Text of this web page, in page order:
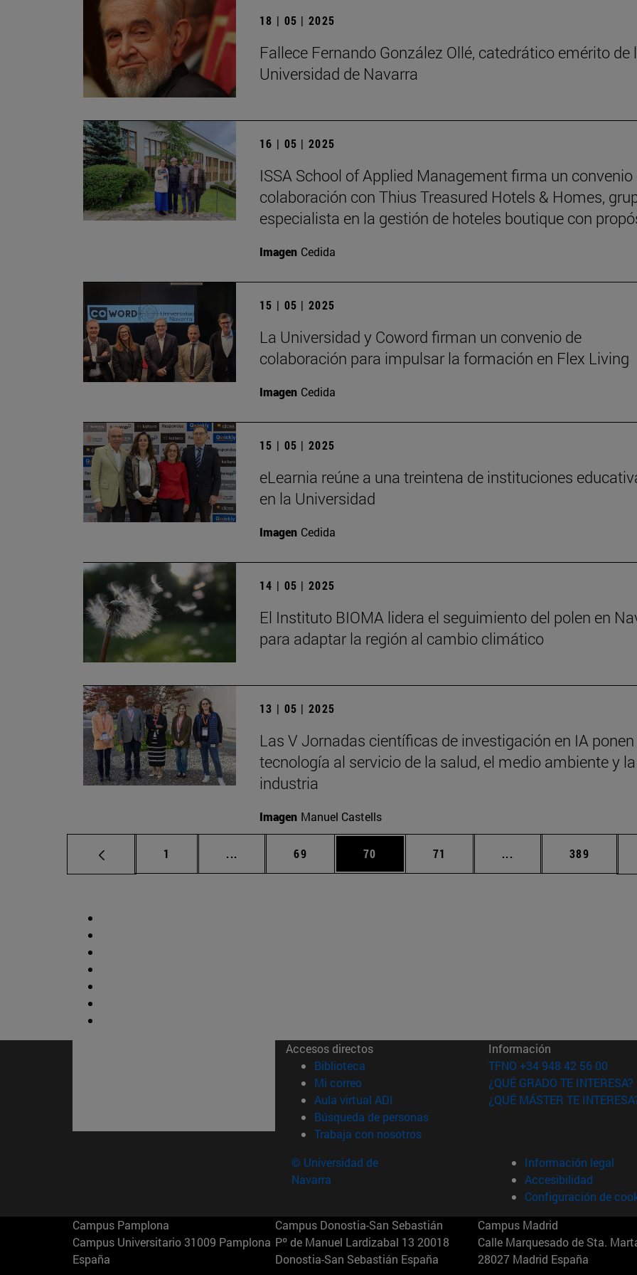
18 | 05 | 2025
Fallece Fernando González Ollé, catedrático emérito de
Universidad de Navarra
16 | 05 | 2025
ISSA School of Applied Management firma un convenio
colaboración con Thius Treasured Hotels & Homes,
especialista en la gestión de hoteles boutique con
Imagen Cedida
15 | 05 | 2025
La Universidad y Coword firman un convenio de
colaboración para impulsar la formación en Flex Living
Imagen Cedida
15 | 05 | 2025
eLearnia reúne a una treintena de instituciones
en la Universidad
Imagen Cedida
14 | 05 | 2025
El Instituto BIOMA lidera el seguimiento del polen en
para adaptar la región al cambio climático
13 | 05 | 2025
Las V Jornadas científicas de investigación en IA
tecnología al servicio de la salud, el medio ambiente y la
industria
Imagen Manuel Castells
Página
1 ... Páginas intermedias Use TAB para desplazarse.
Página
69 Página
70 Página
71 ... Páginas intermedias
Página
389
Accesos directos
Biblioteca (abre en nueva ventana)
Mi correo(abre en nueva ventana)
Aula virtual ADI (abre en nueva ventana)
Búsqueda de personas(abre en nueva ventana)
Trabaja con nosotros(abre en nueva ventana)
Información
TFNO +34 948 42 56 00
¿QUÉ GRADO TE INTERESA?
¿QUÉ MÁSTER TE
© Universidad de
Navarra
Información legal
Accesibilidad
Configuración de
Campus Pamplona
Campus Universitario 31009 Pamplona
España
Campus Donostia-San Sebastián
Pº de Manuel Lardizabal 13 20018
Donostia-San Sebastián España
Campus Madrid
Calle Marquesado de Sta.
28027 Madrid España